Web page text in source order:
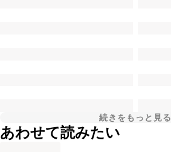
続きをもっと見る
あわせて読みたい